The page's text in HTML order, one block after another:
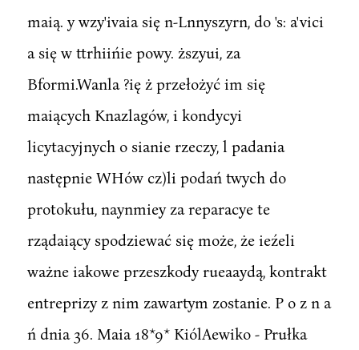
maią. y wzy'ivaia się n-Lnnyszyrn, do 's: a'vici
a się w ttrhiińie powy. ższyui, za
Bformi.Wanla ?ię ż przełożyć im się
maiących Knazlagów, i kondycyi
licytacyjnych o sianie rzeczy, l padania
następnie WHów cz)li podań twych do
protokułu, naynmiey za reparacye te
rządaiący spodziewać się może, że ieźeli
ważne iakowe przeszkody rueaaydą, kontrakt
entreprizy z nim zawartym zostanie. P o z n a
ń dnia 36. Maia 18*9* KiólAewiko - Prułka